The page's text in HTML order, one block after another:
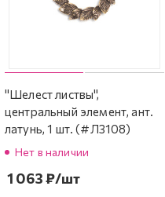
"Шелест листвы",
центральный элемент, ант.
латунь, 1 шт. (#Л3108)
Нет в наличии
1 063₽/шт